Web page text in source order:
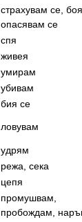
страхувам се,
опасявам се
спя
живея
умирам
убивам
бия се
ловувам
удрям
режа, сека
цепя
промушвам,
пробождам,